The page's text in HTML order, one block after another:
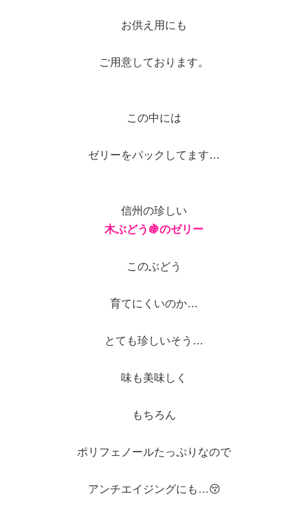
お供え用にも
ご用意しております。
この中には
ゼリーをパックしてます…
信州の珍しい
木ぶどう🍇のゼリー
このぶどう
育てにくいのか…
とても珍しいそう…
味も美味しく
もちろん
ポリフェノールたっぷりなので
アンチエイジングにも…😚